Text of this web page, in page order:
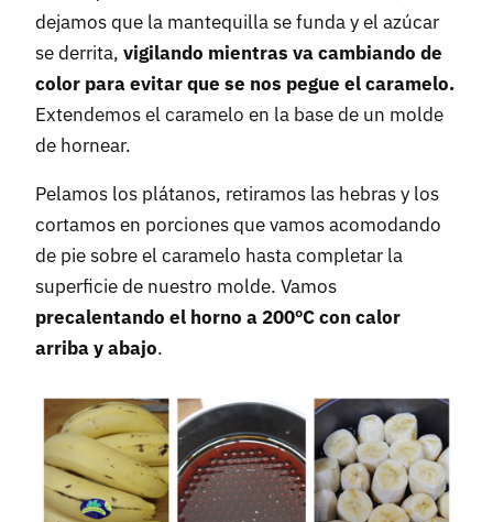
dejamos que la mantequilla se funda y el azúcar
se derrita, vigilando mientras va cambiando de
color para evitar que se nos pegue el caramelo.
Extendemos el caramelo en la base de un molde
de hornear.
Pelamos los plátanos, retiramos las hebras y los
cortamos en porciones que vamos acomodando
de pie sobre el caramelo hasta completar la
superficie de nuestro molde. Vamos
precalentando el horno a 200ºC con calor
arriba y abajo.